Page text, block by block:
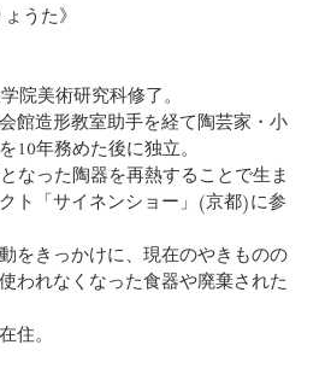
うた》
院美術研究科修了。
館造形教室助手を経て陶芸家・小
10年務めた後に独立。
なった陶器を再熱することで生ま
ト「サイネンショー」(京都)に参
をきっかけに、現在のやきものの
われなくなった食器や廃棄された
住。